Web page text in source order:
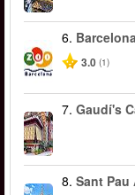
6.
3.0 (1)
7. Gaudí's
8. Sant